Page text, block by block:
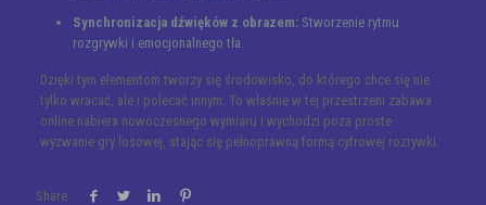
Synchronizacja dźwięków z obrazem:Stworzenie rytmu
rozgrywki i emocjonalnego tła.
Dzięki tym elementom tworzy się środowisko, do którego chce się nie
tylko wracać, ale i polecać innym. To właśnie w tej przestrzeni zabawa
online nabiera nowoczesnego wymiaru i wychodzi poza proste
wyzwanie gry losowej, stając się pełnoprawną formą cyfrowej rozrywki.
Share